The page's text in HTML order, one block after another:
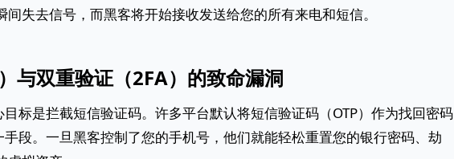
失去信号，而黑客将开始接收发送给您的所有来电和短信。
与双重验证（2FA）的致命漏洞
标是拦截短信验证码。许多平台默认将短信验证码（OTP）作为找回密码
段。一旦黑客控制了您的手机号，他们就能轻松重置您的银行密码、劫